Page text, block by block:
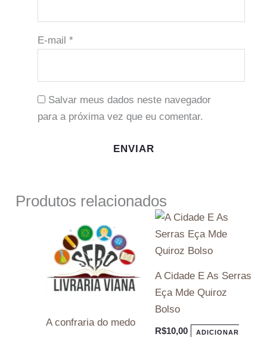
E-mail *
Salvar meus dados neste navegador
para a próxima vez que eu comentar.
Produtos relacionados
A confraria do medo
A Cidade E As Serras
Eça Mde Quiroz
Bolso
R$10,00 ADICIONAR